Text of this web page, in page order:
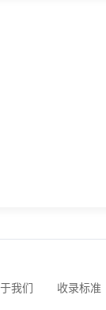
我们 收录标准